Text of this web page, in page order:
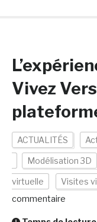
Vivez
ACTUALITÉS
Modélisation 3D
virtuelle Visites
commentaire